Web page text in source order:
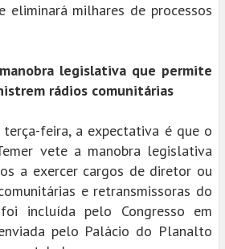
eliminará milhares de processos
legislativa que permite
rádios comunitárias
feira, a expectativa é que o
vete a manobra legislativa
a exercer cargos de diretor ou
e retransmissoras do
incluída pelo Congresso em
pelo Palácio do Planalto